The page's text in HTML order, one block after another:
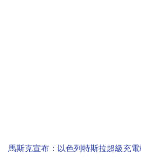
馬斯克宣布：以色列特斯拉超級充